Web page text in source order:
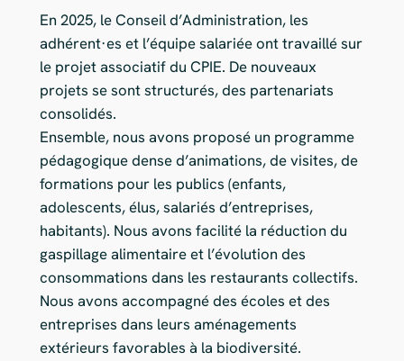
En 2025, le Conseil d’Administration, les
adhérent·es et l’équipe salariée ont travaillé sur
le projet associatif du CPIE. De nouveaux
projets se sont structurés, des partenariats
consolidés.
Ensemble, nous avons proposé un programme
pédagogique dense d’animations, de visites, de
formations pour les publics (enfants,
adolescents, élus, salariés d’entreprises,
habitants). Nous avons facilité la réduction du
gaspillage alimentaire et l’évolution des
consommations dans les restaurants collectifs.
Nous avons accompagné des écoles et des
entreprises dans leurs aménagements
extérieurs favorables à la biodiversité.